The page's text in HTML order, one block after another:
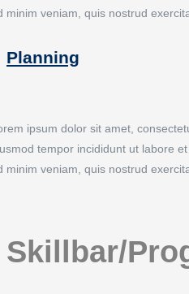
minim veniam, quis nostrud
Planning
ipsum dolor sit amet,
tempor incididunt ut labore
minim veniam, quis nostrud
Skillbar/